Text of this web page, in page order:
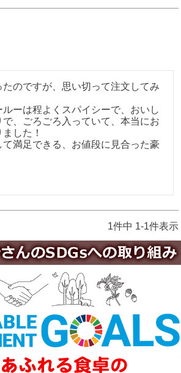
のですが、思い切って注文してみ
ルーは程よくスパイシーで、おいし
、ごろごろ入っていて、本当にお
した！
満足できる、お値段に見合った豪
1件中 1-1件表示